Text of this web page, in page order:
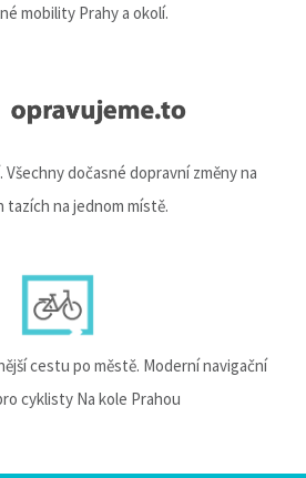
mobility Prahy a okolí.
Všechny dočasné dopravní změny na
tazích na jednom místě.
cestu po městě. Moderní navigační
cyklisty Na kole Prahou